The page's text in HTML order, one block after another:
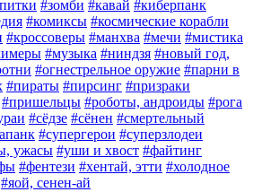
#зомби #кавай #киберпанк
#комиксы #космические корабли
#кроссоверы #манхва #мечи #мистика
#музыка #ниндзя #новый год,
#огнестрельное оружие #парни в
#пираты #пирсинг #призраки
#пришельцы #роботы, андроиды #рога
#сёдзе #сёнен #смертельный
#супергерои #суперзлодеи
ужасы #уши и хвост #файтинг
#фентези #хентай, этти #холодное
#яой, сенен-ай